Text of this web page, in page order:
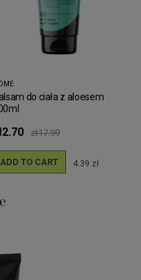
do ciała z aloesem
zł17.99
ADD TO CART 4.39 zł